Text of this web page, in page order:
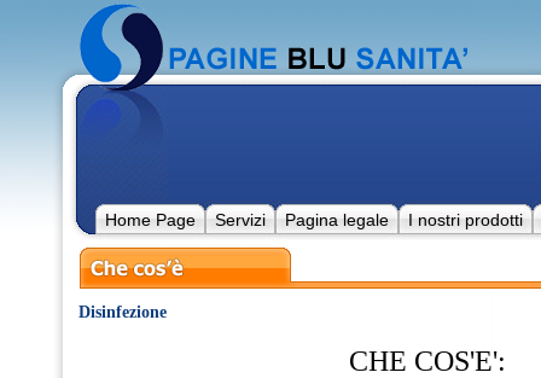
Home Page Servizi Pagina legale I nostri prodotti
Disinfezione
CHE COS'E':